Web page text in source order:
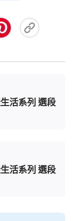
活系列 選段
活系列 選段